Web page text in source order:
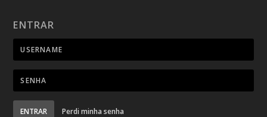
ENTRAR
ENTRAR Perdi minha senha